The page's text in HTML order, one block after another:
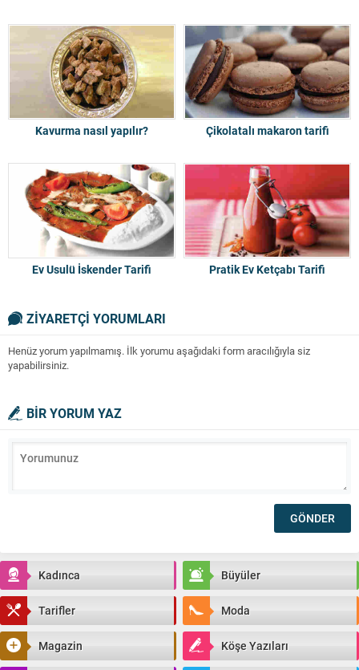
Kavurma nasıl yapılır? Çikolatalı makaron tarifi
Ev Usulü İskender Tarifi Pratik Ev Ketçabı Tarifi
ZİYARETÇİ YORUMLARI
Henüz yorum yapılmamış. İlk yorumu aşağıdaki form aracılığıyla siz
yapabilirsiniz.
BİR YORUM YAZ
Kadınca Büyüler
Tarifler Moda
Magazin Köşe Yazıları